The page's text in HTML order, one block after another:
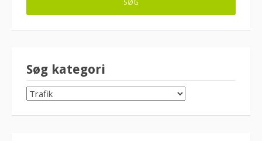
Søg kategori
SØG
KATEGORI